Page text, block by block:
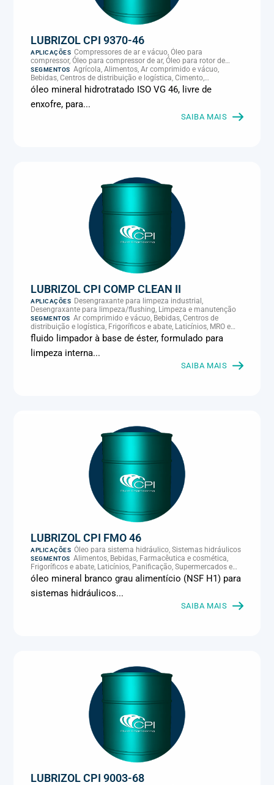
LUBRIZOL CPI 9370-46
APLICAÇÕES Compressores de ar e vácuo, Óleo para
compressor, Óleo para compressor de ar, Óleo para rotor de
compressor, Refrigeração, climatização e compressores
SEGMENTOS Agrícola, Alimentos, Ar comprimido e vácuo,
Bebidas, Centros de distribuição e logística, Cimento,
Climatização e HVAC, Data center, Eletroeletrônica, Embalagens
e latas, Energia (geração), Eólico, Farmacêutica e cosmética,
Frigoríficos e abate, Laticínios, Madeira e móveis,
Metalmecânica, Metalurgia e fundição, Mineração, MRO e
manutenção industrial, Naval e portuário, Panificação, Papel e
óleo mineral hidrotratado ISO VG 46, livre de
enxofre, para...
SAIBA MAIS
LUBRIZOL CPI COMP CLEAN II
APLICAÇÕES
Desengraxante para limpeza industrial,
Desengraxante para limpeza/flushing, Limpeza e manutenção
SEGMENTOS Ar comprimido e vácuo, Bebidas, Centros de
distribuição e logística, Frigoríficos e abate, Laticínios, MRO e
manutenção industrial
fluido limpador à base de éster, formulado para
limpeza interna...
SAIBA MAIS
LUBRIZOL CPI FMO 46
APLICAÇÕES Óleo para sistema hidráulico, Sistemas hidráulicos
SEGMENTOS Alimentos, Bebidas, Farmacêutica e cosmética,
Frigoríficos e abate, Laticínios, Panificação, Supermercados e
refrigeração comercial
óleo mineral branco grau alimentício (NSF H1) para
sistemas hidráulicos...
SAIBA MAIS
LUBRIZOL CPI 9003-68